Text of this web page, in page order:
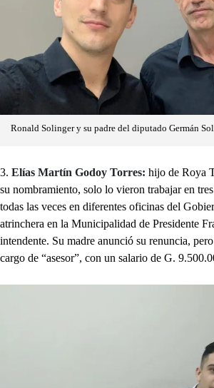
Ronald Solinger y su padre del diputado Germán
3. Elías Martín Godoy Torres: hijo de Roya
su nombramiento, solo lo vieron trabajar en
todas las veces en diferentes oficinas del
atrinchera en la Municipalidad de Presidente
intendente. Su madre anunció su renuncia,
cargo de “asesor”, con un salario de G.